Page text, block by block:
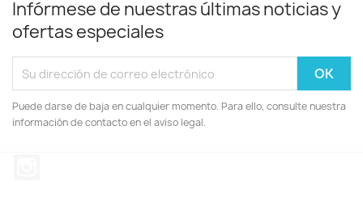
Infórmese de nuestras últimas noticias y
ofertas especiales
Puede darse de baja en cualquier momento. Para ello, consulte nuestra
información de contacto en el aviso legal.